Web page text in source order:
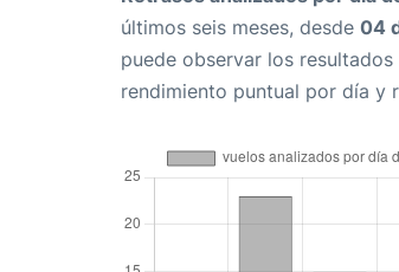
últimos seis meses, desde 04
puede observar los
rendimiento puntual por día y